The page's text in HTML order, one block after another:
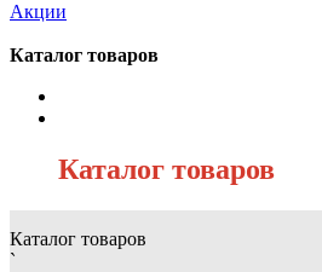
Акции
Каталог товаров
Каталог товаров
Каталог товаров
`